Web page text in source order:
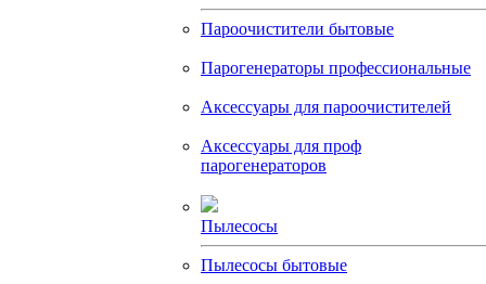
Пароочистители бытовые
Парогенераторы профессиональные
Аксессуары для пароочистителей
Аксессуары для проф
парогенераторов
Пылесосы
Пылесосы бытовые